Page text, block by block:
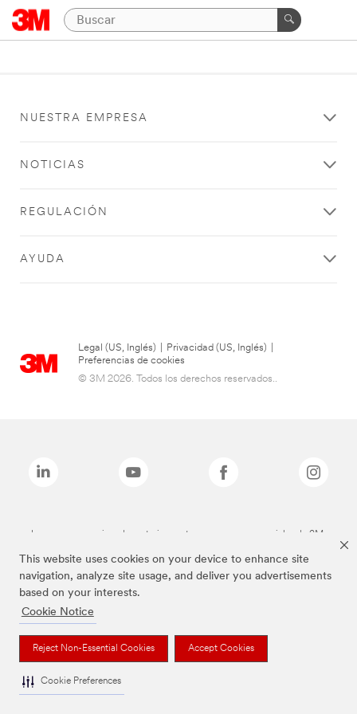
This website uses cookies on your device to enhance site
navigation, analyze site usage, and deliver you advertisements
based on your interests.
Cookie Notice
Reject Non-Essential Cookies Accept Cookies
Cookie Preferences
NUESTRA EMPRESA
NOTICIAS
REGULACIÓN
AYUDA
Legal (US, Inglés) Privacidad (US, Inglés)
Preferencias de cookies
© 3M 2026. Todos los derechos reservados..
Las marcas mencionadas anteriormente son marcas comerciales de 3M.